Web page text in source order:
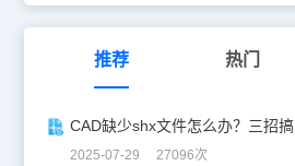
推荐 热门
2025-07-29 27096次